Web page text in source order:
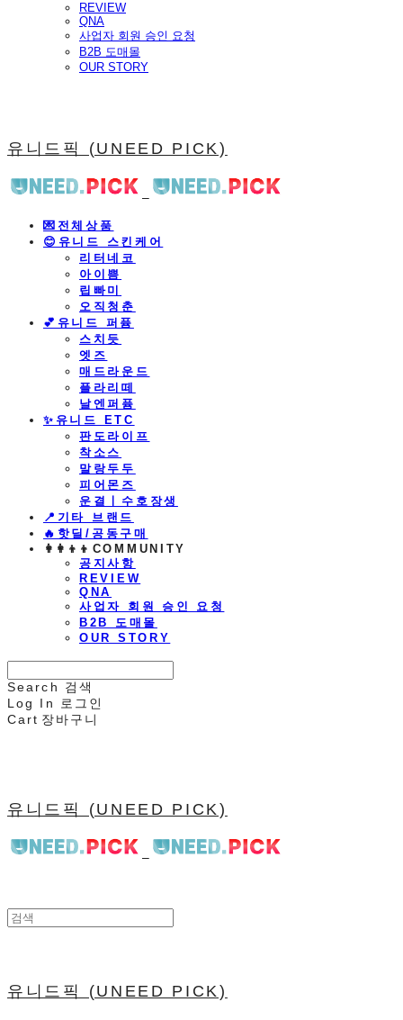
REVIEW
QNA
사업자 회원 승인 요청
B2B 도매몰
OUR STORY
유니드픽 (UNEED PICK)
💌전체상품
😊유니드 스킨케어
리터네코
아이쁨
립빠미
오직청춘
💕유니드 퍼퓸
스치듯
엣즈
매드라운드
플라리떼
날엔퍼퓸
​✨유니드 ETC
판도라이프
착소스
말랑두두
피어몬즈
운결ㅣ수호장생
📍기타 브랜드
🔥핫딜/공동구매
👩‍👩‍👦‍👦COMMUNITY
공지사항
REVIEW
QNA
사업자 회원 승인 요청
B2B 도매몰
OUR STORY
Search
검색
Log In
로그인
Cart 장바구니
유니드픽 (UNEED PICK)
유니드픽 (UNEED PICK)